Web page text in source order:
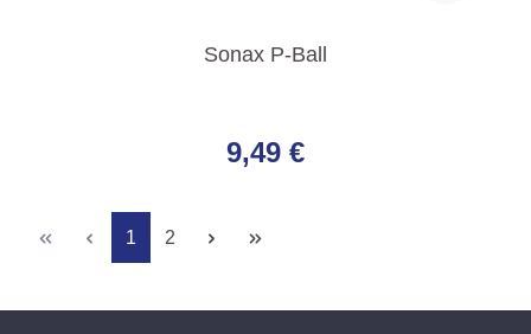
Sonax P-Ball
9,49 €
Seite
1 Seite
2